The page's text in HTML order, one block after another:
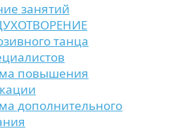
занятий
танца
повышения
дополнительного